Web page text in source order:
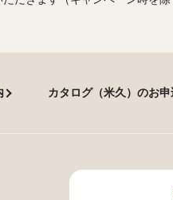
カタログ（米久）のお申